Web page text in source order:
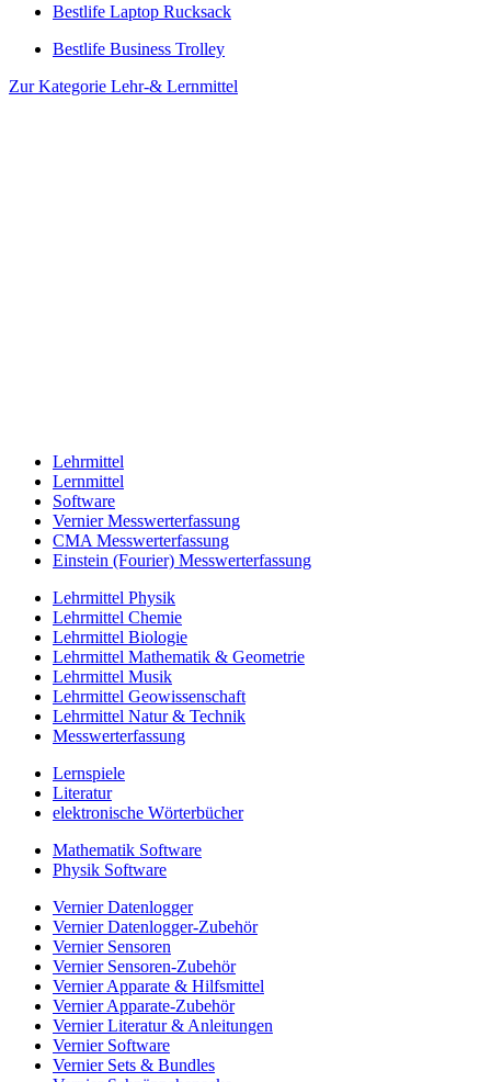
Bestlife Laptop Rucksack
Bestlife Business Trolley
Zur Kategorie Lehr-& Lernmittel
Lehrmittel
Lernmittel
Software
Vernier Messwerterfassung
CMA Messwerterfassung
Einstein (Fourier) Messwerterfassung
Lehrmittel Physik
Lehrmittel Chemie
Lehrmittel Biologie
Lehrmittel Mathematik & Geometrie
Lehrmittel Musik
Lehrmittel Geowissenschaft
Lehrmittel Natur & Technik
Messwerterfassung
Lernspiele
Literatur
elektronische Wörterbücher
Mathematik Software
Physik Software
Vernier Datenlogger
Vernier Datenlogger-Zubehör
Vernier Sensoren
Vernier Sensoren-Zubehör
Vernier Apparate & Hilfsmittel
Vernier Apparate-Zubehör
Vernier Literatur & Anleitungen
Vernier Software
Vernier Sets & Bundles